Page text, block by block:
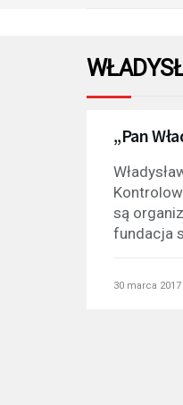
„Pan
są
fundacja
30 marca 2017